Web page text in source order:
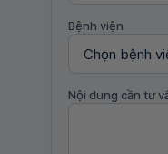
Bệnh viện
Nội dung cần tư